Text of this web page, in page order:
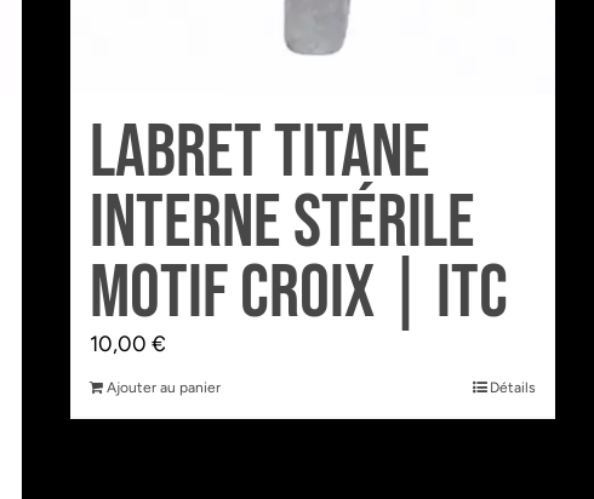
Labret Titane
Interne Stérile
motif Croix | Itc
10,00 €
Ajouter au panier Détails